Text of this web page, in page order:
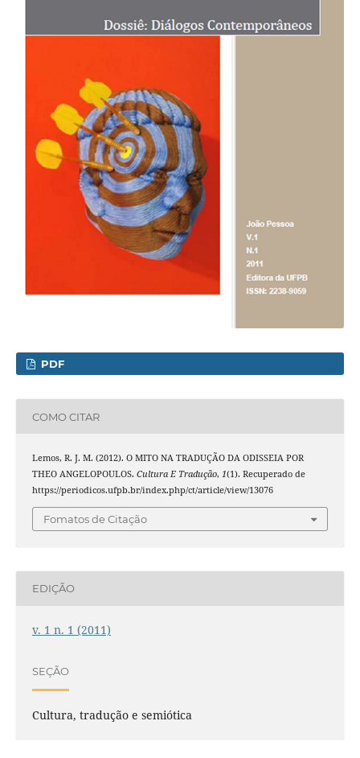
PDF
COMO CITAR
Lemos, R. J. M. (2012). O MITO NA TRADUÇÃO DA ODISSEIA POR
THEO ANGELOPOULOS. Cultura E Tradução, 1(1). Recuperado de
https://periodicos.ufpb.br/index.php/ct/article/view/13076
Fomatos de Citação
EDIÇÃO
v. 1 n. 1 (2011)
SEÇÃO
Cultura, tradução e semiótica